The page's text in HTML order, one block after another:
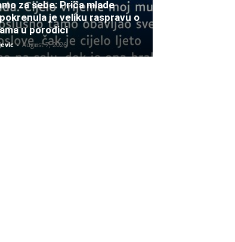
za sebe: Priča mlade
je veliku raspravu o
u porodici
- August 7, 2026